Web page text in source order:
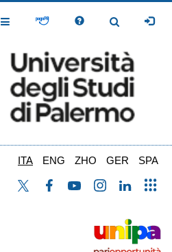
Toggle
Toggle
ITA ENG ZHO GER SPA